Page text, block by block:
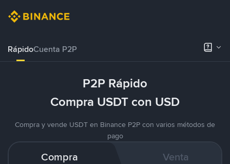
RápidoCuenta P2P
P2P Rápido
Compra USDT con USD
Compra y vende USDT en Binance P2P con varios métodos de
pago
Compra Venta